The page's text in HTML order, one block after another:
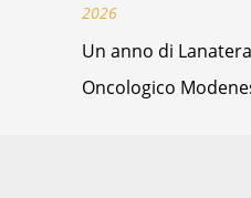
2026
Un anno di
Oncologico